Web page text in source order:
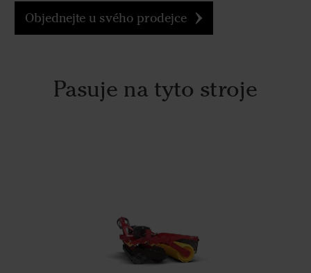
Objednejte u svého prodejce
Pasuje na tyto stroje